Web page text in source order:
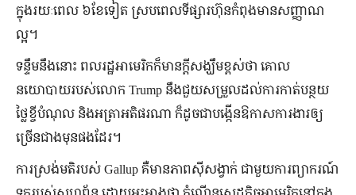
ក្នុងរយៈពេល ៦ខែទៀត ស្របពេលទីផ្សារហ៊ុនកំពុងមានសញ្ញាណ
ល្អ។
ទន្ទឹមនឹងនោះ ពលរដ្ឋអាមេរិកក៏មានក្ដីសង្ឃឹមខ្ពស់ថា គោល
នយោបាយរបស់លោក Trump នឹងជួយសម្រួលដល់ការកាត់បន្ថយ
ថ្លៃខ្ចីបំណុល និងអត្រាអតិផរណា ក៏ដូចជាបង្កើនឱកាសការងារឲ្យ
ច្រើនជាងមុនផងដែរ។
ការស្រង់មតិរបស់ Gallup គឺមានភាពស៊ីសង្វាក់ ជាមួយការព្យាករណ៍